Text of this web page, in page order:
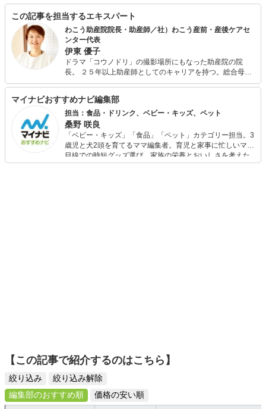
この記事を担当するエキスパート
わこう助産院院長・助産師／社）わこう産前・産後ケアセ
ンター代表
伊東 優子
ドラマ「コウノドリ」の撮影場所にもなった助産院の院
長。 ２５年以上助産師としてのキャリアを持つ。総合母子
周産期医療センターをはじめ妊娠・出産・産後・子育ての
2015年 内閣総理大臣、厚生労働大臣の視察される産前・
産後ケアのモデル施設。 「安産ごはん160」監修
マイナビおすすめナビ編集部
担当：食品・ドリンク、ベビー・キッズ、ペット
桑野 咲良
「ベビー・キッズ」「食品」「ペット」カテゴリー担当。3
歳児と犬2頭を育てるママ編集者。育児と家事に忙しいママ
目線での時短グッズ選び、家族の栄養とおいしさを考えた
食品選び、束の間のリラックスタイムを楽しむためのスイ
【この記事で紹介するのはこちら】
絞り込み
絞り込み解除
編集部のおすすめ順
価格の安い順